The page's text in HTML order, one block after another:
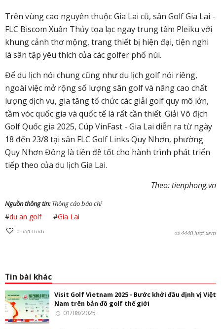
Trên vùng cao nguyên thuộc Gia Lai cũ, sân Golf Gia Lai -
FLC Biscom Xuân Thủy tọa lạc ngay trung tâm Pleiku với
khung cảnh thơ mộng, trang thiết bị hiện đại, tiện nghi
là sân tập yêu thích của các golfer phố núi.
Để du lịch nói chung cũng như du lịch golf nói riêng,
ngoài việc mở rộng số lượng sân golf và nâng cao chất
lượng dịch vụ, gia tăng tổ chức các giải golf quy mô lớn,
tầm vóc quốc gia và quốc tế là rất cần thiết. Giải Vô địch
Golf Quốc gia 2025, Cúp VinFast - Gia Lai diễn ra từ ngày
18 đến 23/8 tại sân FLC Golf Links Quy Nhơn, phường
Quy Nhơn Đông là tiền đề tốt cho hành trình phát triển
tiếp theo của du lịch Gia Lai.
Theo: tienphong.vn
Nguồn thông tin:Thông cáo báo chí
#du an golf #Gia Lai
0 lượt thích 4440 lượt xem
Tin bài khác
Visit Golf Vietnam 2025 - Bước khởi đầu định vị Việt
Nam trên bản đồ golf thế giới
01/08/2025